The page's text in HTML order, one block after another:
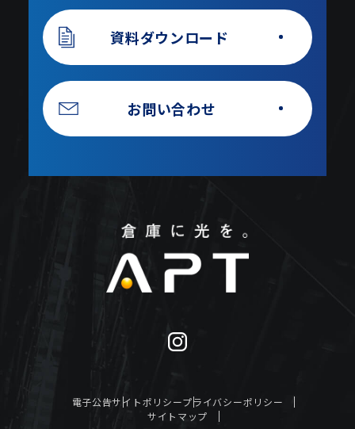
資料ダウンロード
お問い合わせ
電子公告サイトポリシープライバシーポリシー
サイトマップ